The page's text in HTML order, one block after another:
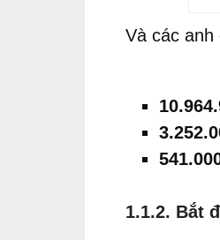
Và các
1.1.2. Bắt